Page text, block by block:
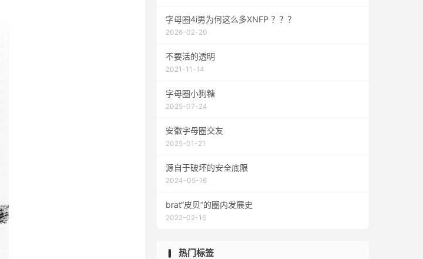
字母圈4i男为何这么多XNFP ？？？
2026-02-20
不要活的透明
2021-11-14
字母圈小狗糖
2025-07-24
安徽字母圈交友
2025-01-21
源自于破坏的安全底限
2024-05-16
brat“皮贝”的圈内发展史
2022-02-16
热门标签